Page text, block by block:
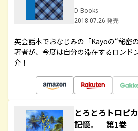
D-Books
2018.07.26 発売
英会話本でおなじみの「Kayoの“秘密
著者が、今度は自分の滞在するロンド
介！
とろとろトロピ
記憶。 第1巻